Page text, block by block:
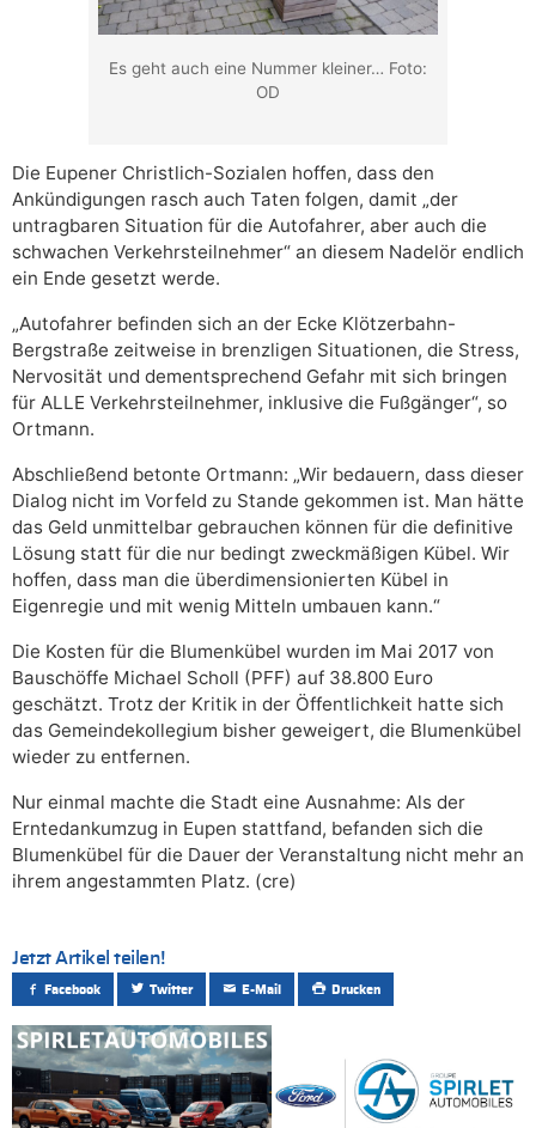
Es geht auch eine Nummer kleiner… Foto:
OD
Die Eupener Christlich-Sozialen hoffen, dass den
Ankündigungen rasch auch Taten folgen, damit „der
untragbaren Situation für die Autofahrer, aber auch die
schwachen Verkehrsteilnehmer“ an diesem Nadelör endlich
ein Ende gesetzt werde.
„Autofahrer befinden sich an der Ecke Klötzerbahn-
Bergstraße zeitweise in brenzligen Situationen, die Stress,
Nervosität und dementsprechend Gefahr mit sich bringen
für ALLE Verkehrsteilnehmer, inklusive die Fußgänger“, so
Ortmann.
Abschließend betonte Ortmann: „Wir bedauern, dass dieser
Dialog nicht im Vorfeld zu Stande gekommen ist. Man hätte
das Geld unmittelbar gebrauchen können für die definitive
Lösung statt für die nur bedingt zweckmäßigen Kübel. Wir
hoffen, dass man die überdimensionierten Kübel in
Eigenregie und mit wenig Mitteln umbauen kann.“
Die Kosten für die Blumenkübel wurden im Mai 2017 von
Bauschöffe Michael Scholl (PFF) auf 38.800 Euro
geschätzt. Trotz der Kritik in der Öffentlichkeit hatte sich
das Gemeindekollegium bisher geweigert, die Blumenkübel
wieder zu entfernen.
Nur einmal machte die Stadt eine Ausnahme: Als der
Erntedankumzug in Eupen stattfand, befanden sich die
Blumenkübel für die Dauer der Veranstaltung nicht mehr an
ihrem angestammten Platz. (cre)
Jetzt Artikel teilen!
Facebook Twitter E-Mail Drucken